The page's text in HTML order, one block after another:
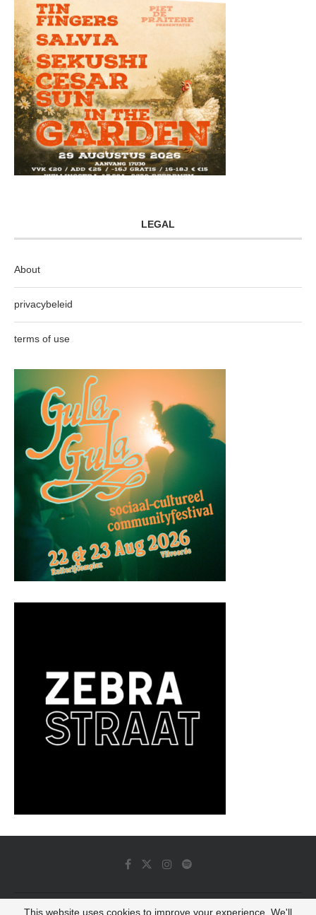
LEGAL
About
privacybeleid
terms of use
This website uses cookies to improve your experience. We'll